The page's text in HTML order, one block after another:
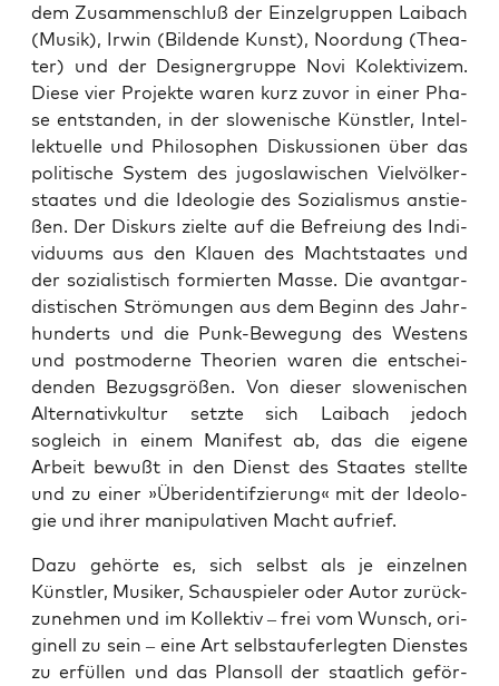
dem Zusam­men­schluß der Ein­zel­grup­pen Lai­bach
(Musik), Irwin (Bil­den­de Kunst), Noor­dung (Thea­
ter) und der Desi­gner­grup­pe Novi Kolek­ti­vi­zem.
Die­se vier Pro­jek­te waren kurz zuvor in einer Pha­
se ent­stan­den, in der slo­we­ni­sche Künst­ler, Intel­
lek­tu­el­le und Phi­lo­so­phen Dis­kus­sio­nen über das
poli­ti­sche Sys­tem des jugo­sla­wi­schen Viel­völ­ker­
staa­tes und die Ideo­lo­gie des Sozia­lis­mus anstie­
ßen. Der Dis­kurs ziel­te auf die Befrei­ung des Indi­
vi­du­ums aus den Klau­en des Macht­staa­tes und
der sozia­lis­tisch for­mier­ten Mas­se. Die avant­gar­
dis­ti­schen Strö­mun­gen aus dem Beginn des Jahr­
hun­derts und die Punk-Bewe­gung des Wes­tens
und post­mo­der­ne Theo­rien waren die ent­schei­
den­den Bezugs­grö­ßen. Von die­ser slo­we­ni­schen
Alter­na­tiv­kul­tur setz­te sich Lai­bach jedoch
sogleich in einem Mani­fest ab, das die eige­ne
Arbeit bewußt in den Dienst des Staa­tes stell­te
und zu einer »Über­iden­ti­f­zie­rung« mit der Ideo­lo­
gie und ihrer mani­pu­la­ti­ven Macht aufrief.
Dazu gehör­te es, sich selbst als je ein­zel­nen
Künst­ler, Musi­ker, Schau­spie­ler oder Autor zurück­
zu­neh­men und im Kol­lek­tiv – frei vom Wunsch, ori­
gi­nell zu sein – eine Art selbst­auf­er­leg­ten Diens­tes
zu erfül­len und das Plan­soll der staat­lich geför­